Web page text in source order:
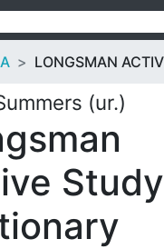
LONGSMAN
(ur.)
Study